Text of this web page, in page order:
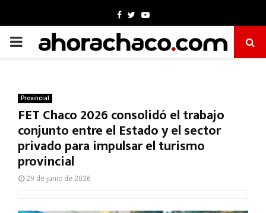
Facebook
TwitterYoutube
PRIMARY
Provincial
FET Chaco 2026 consolidó el trabajo
conjunto entre el Estado y el sector
privado para impulsar el turismo
provincial
29 de junio de 2026